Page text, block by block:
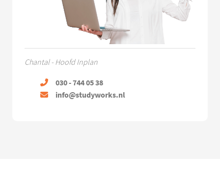
Chantal - Hoofd Inplan
030 - 744 05 38
info@studyworks.nl